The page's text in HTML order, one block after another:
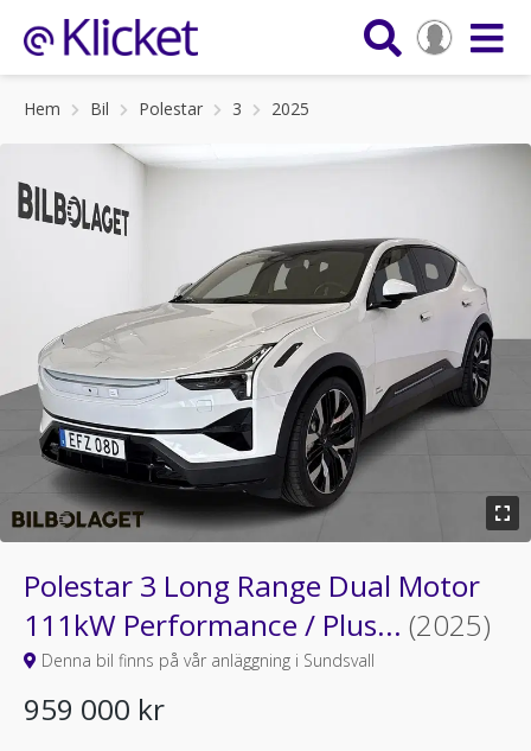
Hem Bil Polestar 3 2025
Polestar 3 Long Range Dual Motor
111kW Performance / Plus... (2025)
Denna bil finns på vår anläggning i Sundsvall
959 000 kr